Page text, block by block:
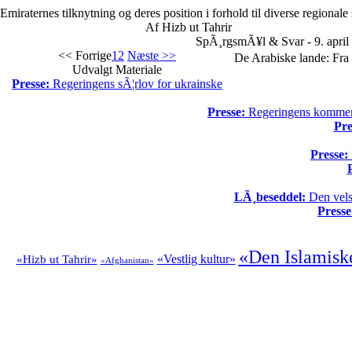
Emiraternes tilknytning og deres position i forhold til diverse regionale
Af Hizb ut Tahrir
SpÃ¸rgsmÃ¥l & Svar - 9. april
De Arabiske lande:
<< Forrige1 2 Næste >>
Udvalgt Materiale
Presse: Regeringens sÃ¦rlov for ukrainske
Presse: Regeringens
Presse:
LÃ¸beseddel: Den
«Hizb ut Tahrir» «Afghanistan» «Vestlig kultur» «Den